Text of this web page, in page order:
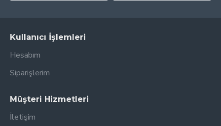
Kullanıcı İşlemleri
Hesabım
Siparişlerim
Müşteri Hizmetleri
İletişim